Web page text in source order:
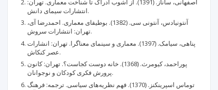
انتشارات سیمای دانش.
آنتونیادس، آنتونی سی. (1382). بوطیفای معماری. احمدرضا آی،
تهران: انتشارات سروش.
پناهی، سیامک. (1397). معماری و سینمای معناگرا. تهران: انشارات
عصر کنکاش.
پوراحمد، کیومرث. (1368). خانه دوست کجاست؟. تهران: کانون
پرورش فکری کودکان و نوجوانان.
توماس اسپرینکنز. (1370). فهم نظریه‌های سیاسی. ترجمه: فرهنگ